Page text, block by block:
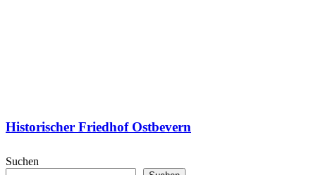
Historischer Friedhof Ostbevern
Suchen